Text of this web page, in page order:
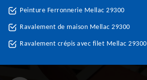
Peinture Ferronnerie Mellac 29300
Ravalement de maison Mellac 29300
Ravalement crépis avec filet Mellac 29300